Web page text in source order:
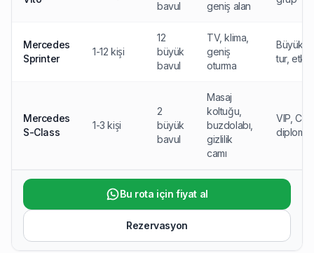
bavul
geniş alan
Mercedes
Sprinter
1-12 kişi
12
büyük
bavul
TV, klima,
geniş
oturma
Büyük
tur,
Mercedes
S-Class
1-3 kişi
2
büyük
bavul
Masaj
koltuğu,
buzdolabı,
gizlilik
camı
VIP,
Bu rota için fiyat al
Rezervasyon